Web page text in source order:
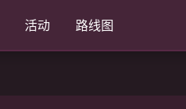
活动 路线图